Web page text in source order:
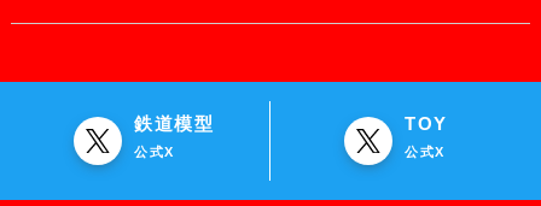
鉄道模型
公式X
TOY
公式X